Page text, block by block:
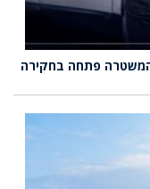
המשטרה פתחה בחקירה